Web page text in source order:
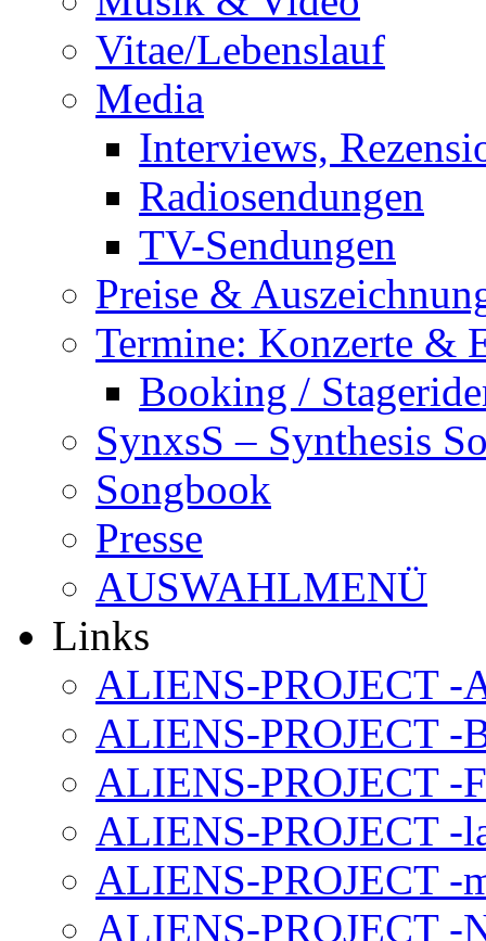
Vitae/Lebenslauf
Media
Interviews,
Radiosendungen
TV-Sendungen
Preise &
Termine: Konzerte &
Booking /
SynxsS – Synthesis
Songbook
Presse
AUSWAHLMENÜ
Links
ALIENS-PROJECT -
ALIENS-PROJECT -
ALIENS-PROJECT -
ALIENS-PROJECT -
ALIENS-PROJECT -
ALIENS-PROJECT -